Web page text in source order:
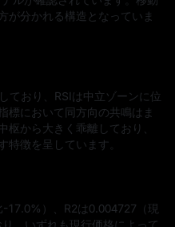
が分かれる構造となっていま
ており、RSIは中立ゾーンに位
標において同方向の共鳴はま
から大きく乖離しており、
特徴を呈しています。
-17.0%）、R2は0.004727（現
、いずれも現行価格によって